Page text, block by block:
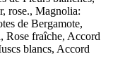
rose., Magnolia:
de Bergamote,
Rose fraîche, Accord
blancs, Accord